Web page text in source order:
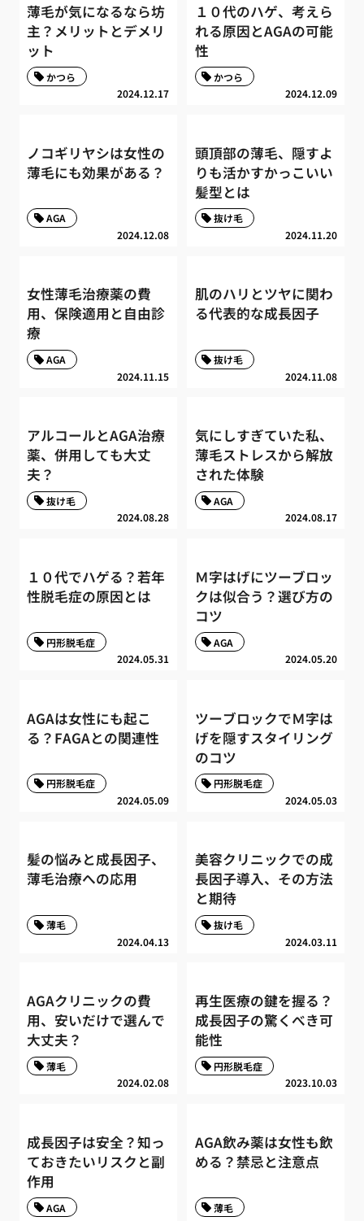
薄毛が気になるなら坊
主？メリットとデメリ
ット
2024.12.17
かつら
１０代のハゲ、考えら
れる原因とAGAの可能
性
2024.12.09
かつら
ノコギリヤシは女性の
薄毛にも効果がある？
2024.12.08
AGA
頭頂部の薄毛、隠すよ
りも活かすかっこいい
髪型とは
2024.11.20
抜け毛
女性薄毛治療薬の費
用、保険適用と自由診
療
2024.11.15
AGA
肌のハリとツヤに関わ
る代表的な成長因子
2024.11.08
抜け毛
アルコールとAGA治療
薬、併用しても大丈
夫？
2024.08.28
抜け毛
気にしすぎていた私、
薄毛ストレスから解放
された体験
2024.08.17
AGA
１０代でハゲる？若年
性脱毛症の原因とは
2024.05.31
円形脱毛症
Ｍ字はげにツーブロッ
クは似合う？選び方の
コツ
2024.05.20
AGA
AGAは女性にも起こ
る？FAGAとの関連性
2024.05.09
円形脱毛症
ツーブロックでＭ字は
げを隠すスタイリング
のコツ
2024.05.03
円形脱毛症
髪の悩みと成長因子、
薄毛治療への応用
2024.04.13
薄毛
美容クリニックでの成
長因子導入、その方法
と期待
2024.03.11
抜け毛
AGAクリニックの費
用、安いだけで選んで
大丈夫？
2024.02.08
薄毛
再生医療の鍵を握る？
成長因子の驚くべき可
能性
2023.10.03
円形脱毛症
成長因子は安全？知っ
ておきたいリスクと副
作用
AGA
AGA飲み薬は女性も飲
める？禁忌と注意点
薄毛